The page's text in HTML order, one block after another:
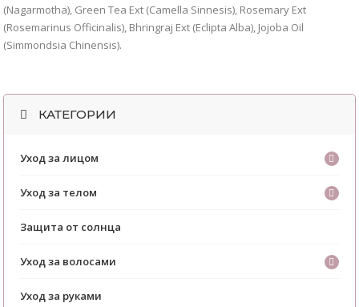
(Nagarmotha), Green Tea Ext (Camella Sinnesis), Rosemary Ext
(Rosemarinus Officinalis), Bhringraj Ext (Eclipta Alba), Jojoba Oil
(Simmondsia Chinensis).
КАТЕГОРИИ
Уход за лицом
Уход за телом
Защита от солнца
Уход за волосами
Уход за руками